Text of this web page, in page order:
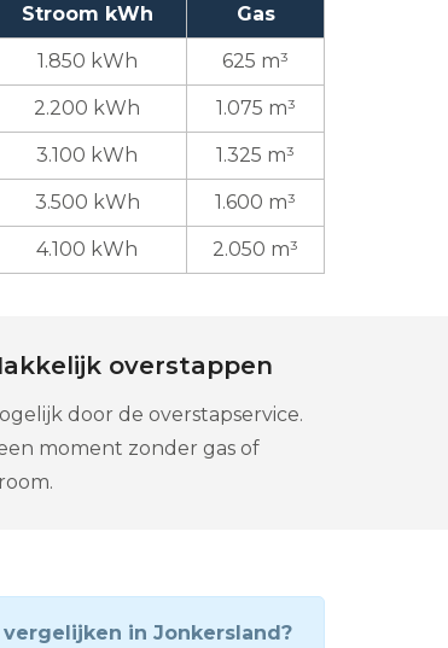
Stroom kWh Gas
1.850 kWh 625 m³
2.200 kWh 1.075 m³
3.100 kWh 1.325 m³
3.500 kWh 1.600 m³
4.100 kWh 2.050 m³
overstappen
door de overstapservice.
moment zonder gas of
in Jonkersland?